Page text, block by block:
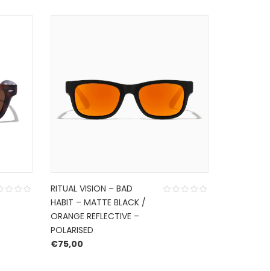
RITUAL VISION – BAD
HABIT – MATTE BLACK /
ORANGE REFLECTIVE –
POLARISED
€75,00